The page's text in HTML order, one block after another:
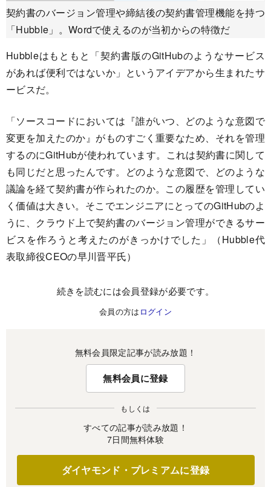
契約書のバージョン管理や締結後の契約書管理機能を持つ
「Hubble」。Wordで使えるのが当初からの特徴だ
Hubbleはもともと「契約書版のGitHubのようなサービス
があれば便利ではないか」というアイデアから生まれたサ
ービスだ。
「ソースコードにおいては『誰がいつ、どのような意図で
変更を加えたのか』がものすごく重要なため、それを管理
するのにGitHubが使われています。これは契約書に関して
も同じだと思ったんです。どのような意図で、どのような
議論を経て契約書が作られたのか。この履歴を管理してい
く価値は大きい。そこでエンジニアにとってのGitHubのよ
うに、クラウド上で契約書のバージョン管理ができるサー
ビスを作ろうと考えたのがきっかけでした」（Hubble代
表取締役CEOの早川晋平氏）
続きを読むには会員登録が必要です。
会員の方は ログイン
無料会員限定記事が読み放題！
無料会員に登録
もしくは
すべての記事が読み放題！
7日間無料体験
ダイヤモンド・プレミアムに登録